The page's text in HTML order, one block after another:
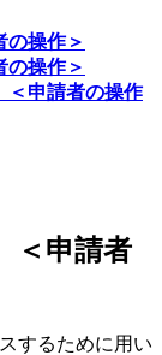
操作＞
操作＞
申請者の操作
＜申請者
するために用い